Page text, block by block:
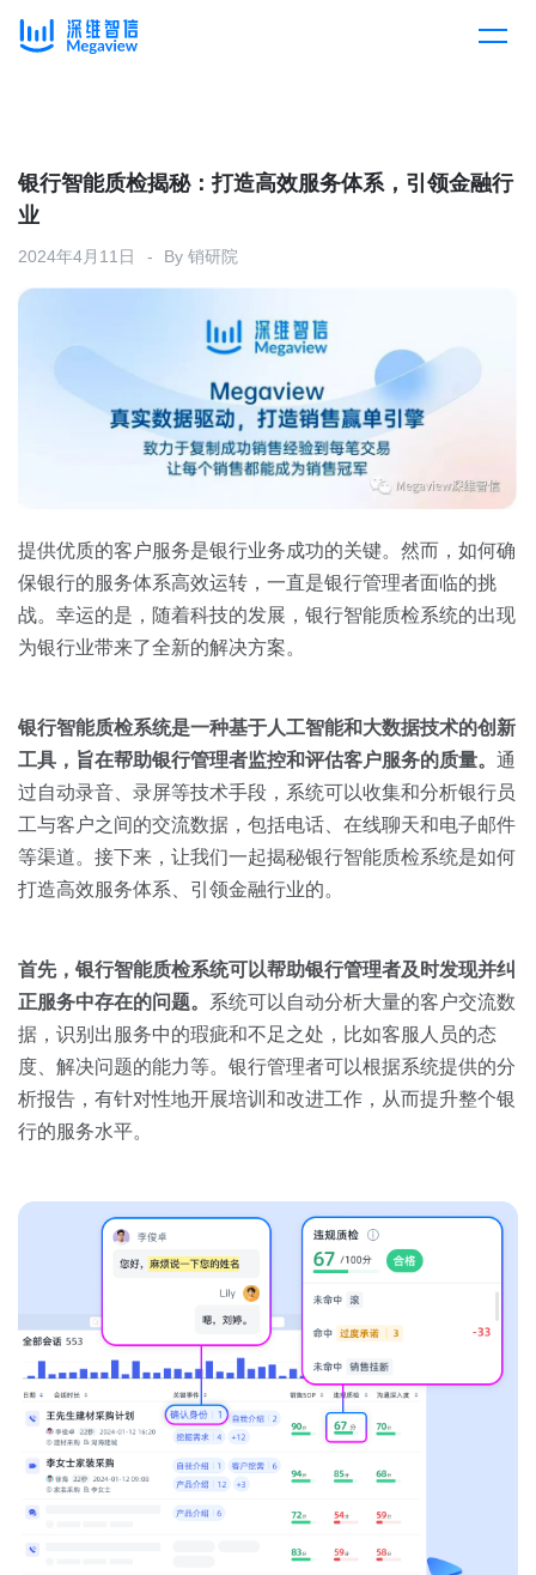
产品总览
产品集成
解决方案
按行业
教育
房地产
金融
销售人员
销售管理
培训辅导
客户案例
定价
资源中心
全部
白皮书
销售会话智能
关于我们
预约演示
银行智能质检揭秘：打造高效服务体系，引领金融行
业
2024年4月11日 By 销研院
提供优质的客户服务是银行业务成功的关键。然而，如何确
保银行的服务体系高效运转，一直是银行管理者面临的挑
战。幸运的是，随着科技的发展，银行智能质检系统的出现
为银行业带来了全新的解决方案。
银行智能质检系统是一种基于人工智能和大数据技术的创新
工具，旨在帮助银行管理者监控和评估客户服务的质量。 通
过自动录音、录屏等技术手段，系统可以收集和分析银行员
工与客户之间的交流数据，包括电话、在线聊天和电子邮件
等渠道。接下来，让我们一起揭秘银行智能质检系统是如何
打造高效服务体系、引领金融行业的。
首先，银行智能质检系统可以帮助银行管理者及时发现并纠
正服务中存在的问题。 系统可以自动分析大量的客户交流数
据，识别出服务中的瑕疵和不足之处，比如客服人员的态
度、解决问题的能力等。银行管理者可以根据系统提供的分
析报告，有针对性地开展培训和改进工作，从而提升整个银
行的服务水平。